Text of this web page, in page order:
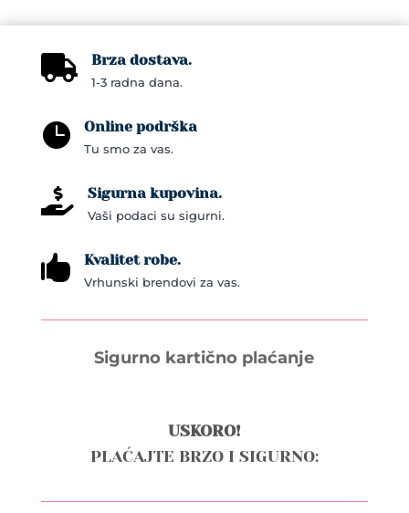
 Brza dostava.
1-3 radna dana.
 Online podrška
Tu smo za vas.
 Sigurna kupovina.
Vaši podaci su sigurni.
 Kvalitet robe.
Vrhunski brendovi za vas.
Sigurno kartično plaćanje
USKORO!
PLAĆAJTE BRZO I SIGURNO: